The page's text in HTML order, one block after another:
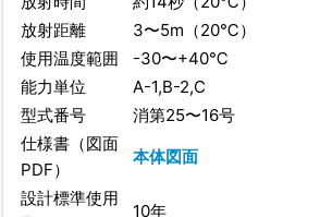
放射距離
3〜5m（20℃）
使用温度範囲
-30〜+40℃
能力単位
A-1,B-2,C
型式番号
消第25〜16号
仕様書（図面
PDF）
本体図面
設計標準使用
10年